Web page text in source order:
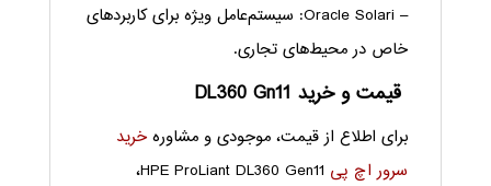
– Oracle Solari: سیستم‌عامل ویژه برای کاربردهای
خاص در محیط‌های تجاری.
قیمت و خرید DL360 Gn11
برای اطلاع از قیمت، موجودی و مشاوره خرید
سرور اچ پی
HPE ProLiant DL360 Gen11،